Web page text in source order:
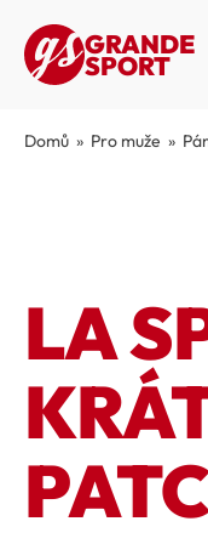
GRANDE
SPORT
Domů » Pro muže »
LA